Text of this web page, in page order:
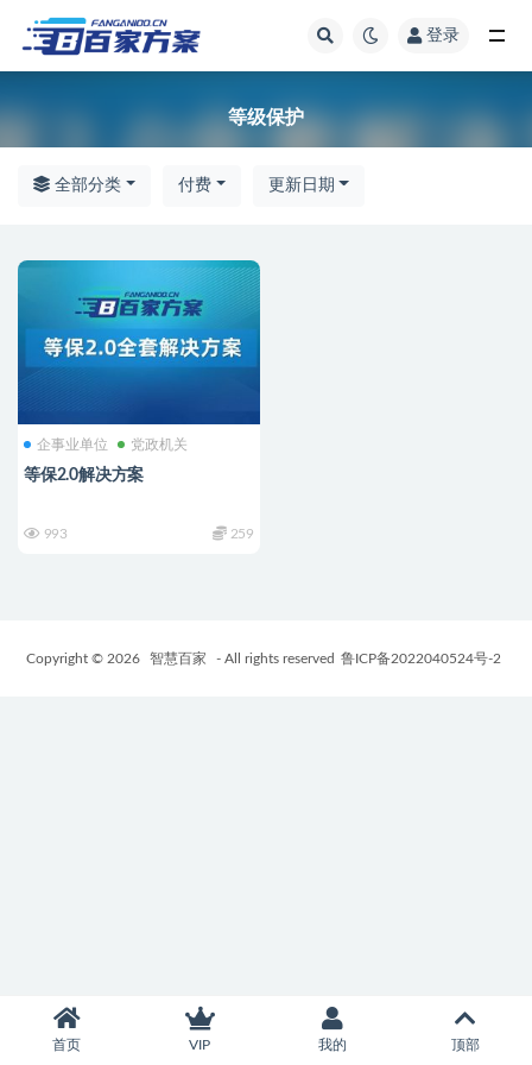
登录
等级保护
全部分类 付费 更新日期
企事业单位 党政机关
等保2.0解决方案
993 259
Copyright © 2026 智慧百家 - All rights reserved 鲁ICP备2022040524号-2
首页 VIP 我的 顶部